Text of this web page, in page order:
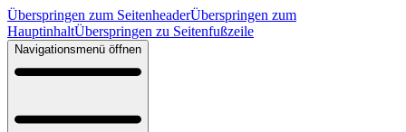
Überspringen zum SeitenheaderÜberspringen zum
HauptinhaltÜberspringen zu Seitenfußzeile
Navigationsmenü öffnen